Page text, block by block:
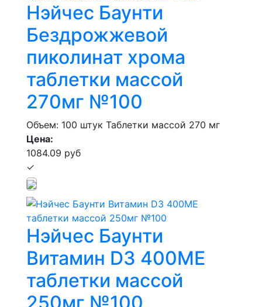
Нэйчес Баунти
Бездрожжевой
пиколинат хрома
таблетки массой
270мг №100
Объем: 100 штук Таблетки массой 270 мг
Цена:
1084.09 руб
✓
Нэйчес Баунти
Витамин D3 400МЕ
таблетки массой
250мг №100